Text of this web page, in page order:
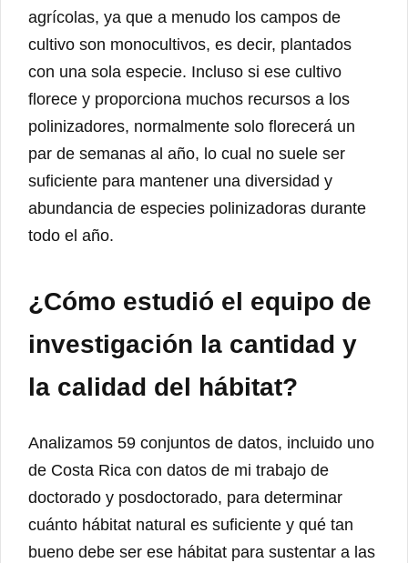
agrícolas, ya que a menudo los campos de
cultivo son monocultivos, es decir, plantados
con una sola especie. Incluso si ese cultivo
florece y proporciona muchos recursos a los
polinizadores, normalmente solo florecerá un
par de semanas al año, lo cual no suele ser
suficiente para mantener una diversidad y
abundancia de especies polinizadoras durante
todo el año.
¿Cómo estudió el equipo de
investigación la cantidad y
la calidad del hábitat?
Analizamos 59 conjuntos de datos, incluido uno
de Costa Rica con datos de mi trabajo de
doctorado y posdoctorado, para determinar
cuánto hábitat natural es suficiente y qué tan
bueno debe ser ese hábitat para sustentar a las